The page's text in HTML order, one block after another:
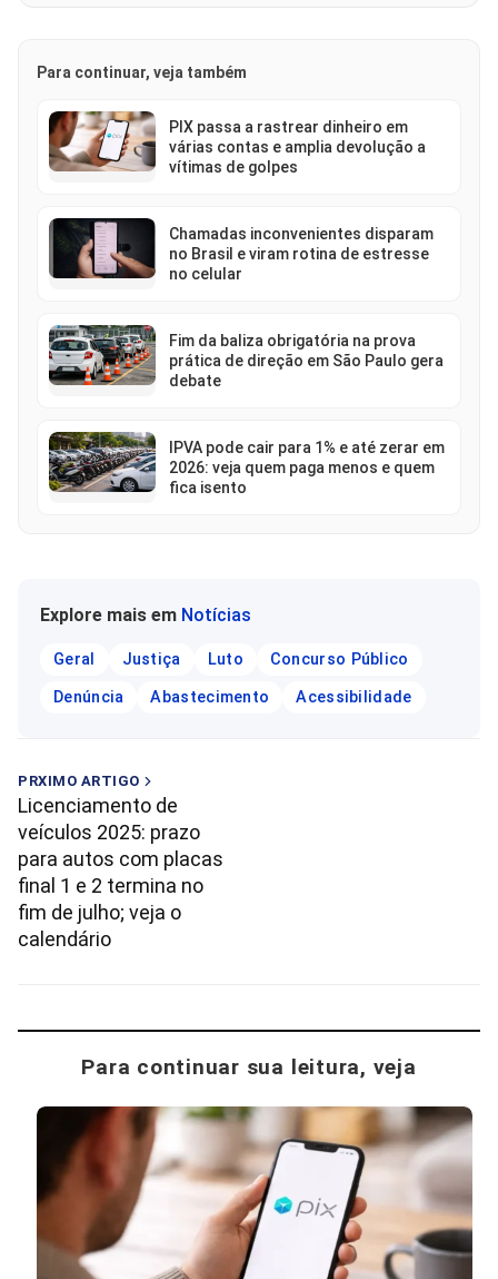
Para continuar, veja também
PIX passa a rastrear dinheiro em
várias contas e amplia devolução a
vítimas de golpes
Chamadas inconvenientes disparam
no Brasil e viram rotina de estresse
no celular
Fim da baliza obrigatória na prova
prática de direção em São Paulo gera
debate
IPVA pode cair para 1% e até zerar em
2026: veja quem paga menos e quem
fica isento
Explore mais em Notícias
Geral Justiça Luto
Concurso Público
Denúncia
Abastecimento Acessibilidade
PRXIMO ARTIGO
Licenciamento de
veículos 2025: prazo
para autos com placas
final 1 e 2 termina no
fim de julho; veja o
calendário
Para continuar sua leitura, veja